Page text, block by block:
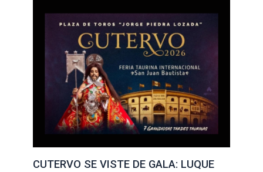
CUTERVO SE VISTE DE GALA: LUQUE